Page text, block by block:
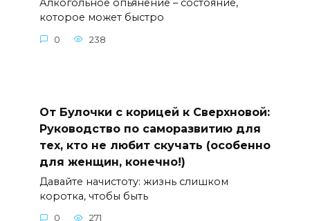
Алкогольное опьянение – состояние,
которое может быстро
0 238
От Булочки с корицей к Сверхновой:
Руководство по саморазвитию для
тех, кто не любит скучать (особенно
для женщин, конечно!)
Давайте начистоту: жизнь слишком
коротка, чтобы быть
0 271